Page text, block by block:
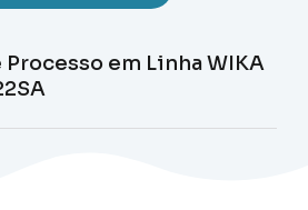
em Linha WIKA